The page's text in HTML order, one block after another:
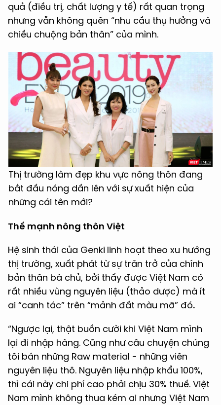
quả (điều trị, chất lượng y tế) rất quan trọng
nhưng vẫn không quên “nhu cầu thụ hưởng và
chiều chuộng bản thân” của mình.
Thị trường làm đẹp khu vực nông thôn đang
bắt đầu nóng dần lên với sự xuất hiện của
những cái tên mới?
Thế mạnh nông thôn Việt
Hệ sinh thái của Genki linh hoạt theo xu hướng
thị trường, xuất phát từ sự trăn trở của chính
bản thân bà chủ, bởi thấy được Việt Nam có
rất nhiều vùng nguyên liệu (thảo dược) mà ít
ai “canh tác” trên “mảnh đất màu mỡ” đó.
“Ngược lại, thật buồn cười khi Việt Nam mình
lại đi nhập hàng. Cũng như câu chuyện chúng
tôi bán những Raw material - những viên
nguyên liệu thô. Nguyên liệu nhập khẩu 100%,
thì cái này chi phí cao phải chịu 30% thuế. Việt
Nam mình không thua kém ai nhưng Việt Nam